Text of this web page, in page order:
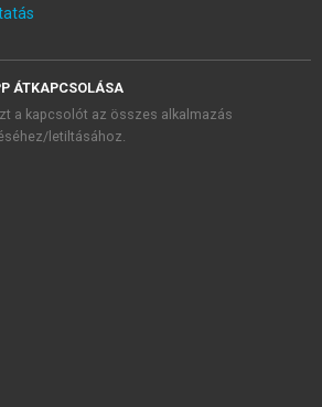
KIPRÓBÁLOM
ÁTKAPCSOLÁSA
a kapcsolót az összes alkalmazás
letiltásához.